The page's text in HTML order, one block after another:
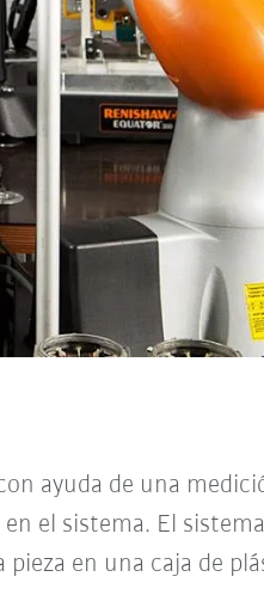
ayuda de una
el sistema. El
en una caja de